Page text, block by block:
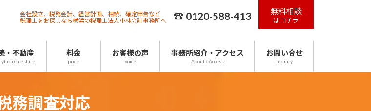
会社設立、税務会計、経営計画、相続、確定申告など
税理士をお探しなら横浜の税理士法人小林会計事務所へ
☎ 0120-588-413 無料相談
はコチラ
・不動産
realestate
料金
price
お客様の声
voice
事務所紹介・アクセス
About / Access
お問い合せ
Inquiry
務調査対応